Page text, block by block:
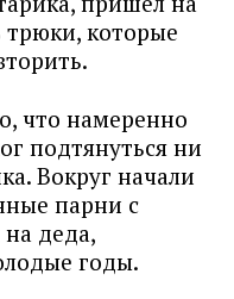
трюки, которые
что намеренно
подтянуться ни
Вокруг начали
парни с
деда,
годы.